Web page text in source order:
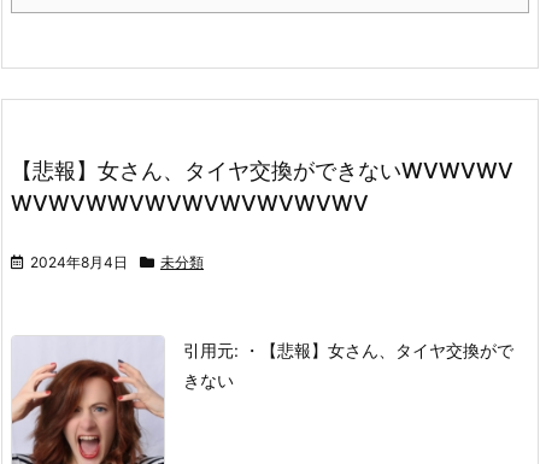
【悲報】女さん、タイヤ交換ができないWVWVWV
WVWVWWVWVWVWVWVWVWV
2024年8月4日 未分類
引用元: ・【悲報】女さん、タイヤ交換がで
きない